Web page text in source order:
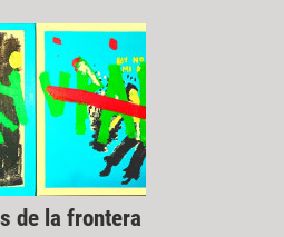
de la frontera